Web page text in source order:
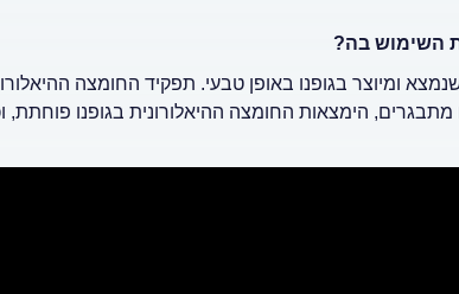
השימוש בה?
ומיוצר בגופנו באופן טבעי. תפקיד החומצה
הימצאות החומצה ההיאלורונית בגופנו פוחתת,